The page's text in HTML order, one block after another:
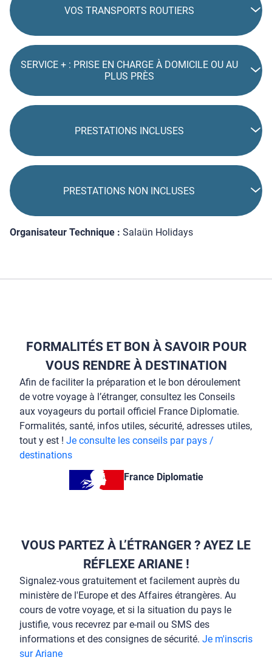
VOS TRANSPORTS ROUTIERS
SERVICE + : PRISE EN CHARGE À DOMICILE OU AU
PLUS PRÈS
PRESTATIONS INCLUSES
PRESTATIONS NON INCLUSES
Organisateur Technique : Salaün Holidays
FORMALITÉS ET BON À SAVOIR POUR
VOUS RENDRE À DESTINATION
Afin de faciliter la préparation et le bon déroulement
de votre voyage à l’étranger, consultez les Conseils
aux voyageurs du portail officiel France Diplomatie.
Formalités, santé, infos utiles, sécurité, adresses utiles,
tout y est ! Je consulte les conseils par pays /
destinations
France Diplomatie
VOUS PARTEZ À L’ÉTRANGER ? AYEZ LE
RÉFLEXE ARIANE !
Signalez-vous gratuitement et facilement auprès du
ministère de l'Europe et des Affaires étrangères. Au
cours de votre voyage, et si la situation du pays le
justifie, vous recevrez par e-mail ou SMS des
informations et des consignes de sécurité. Je m'inscris
sur Ariane